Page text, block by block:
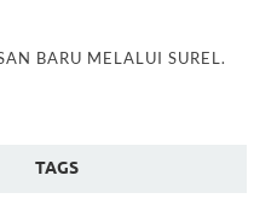
BARU MELALUI SUREL.
TAGS